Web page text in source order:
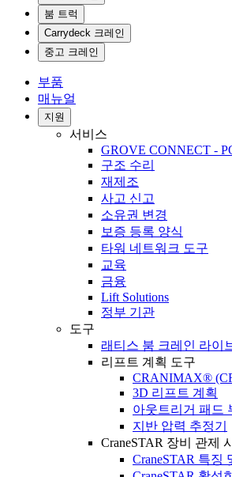
붐 트럭
Carrydeck 크레인
중고 크레인
부품
매뉴얼
지원
서비스
GROVE CONNECT -
구조 수리
재제조
사고 신고
소유권 변경
보증 등록 양식
타워 네트워크 도구
교육
금융
Lift Solutions
정부 기관
도구
래티스 붐 크레인 라이
리프트 계획 도구
CRANIMAX®
3D 리프트 계획
아웃트리거 패드
지반 압력 추정기
CraneSTAR 장비 관제
CraneSTAR 특징